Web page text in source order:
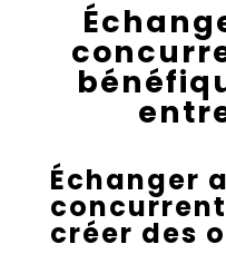
Échanger
créer des